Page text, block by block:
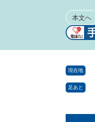
本文へ
現在地
足あと